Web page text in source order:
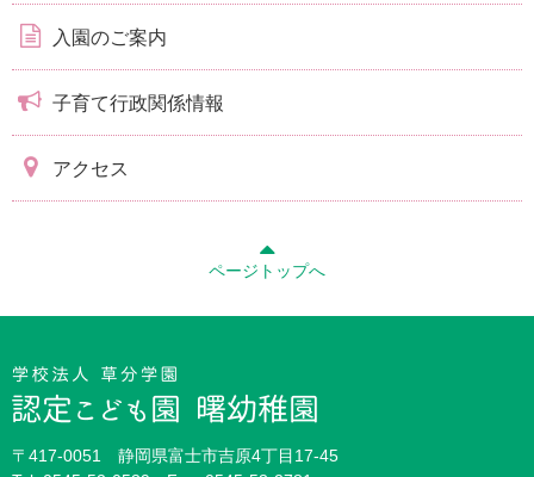
入園のご案内
子育て行政関係情報
アクセス
ページトップへ
〒417-0051 静岡県富士市吉原4丁目17-45